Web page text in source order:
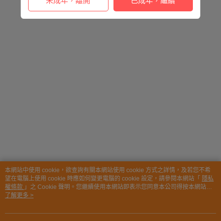
本網站中使用 cookie，欲查詢有關本網站使用 cookie 方式之詳情，及若您不希
望在電腦上使用 cookie 時應如何變更電腦的 cookie 設定，請參閱本網站「 隱私
權條款 」之 Cookie 聲明。您繼續使用本網站即表示您同意本公司得按本網站使
用條款之 Cookie 聲明使用 cookie。
了解更多 >